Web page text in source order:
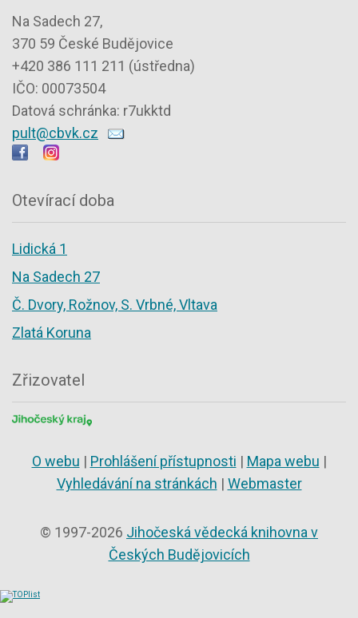
Na Sadech 27,
370 59 České Budějovice
+420 386 111 211 (ústředna)
IČO: 00073504
Datová schránka: r7ukktd
pult@cbvk.cz
Otevírací doba
Lidická 1
Na Sadech 27
Č. Dvory, Rožnov, S. Vrbné, Vltava
Zlatá Koruna
Zřizovatel
O webu | Prohlášení přístupnosti | Mapa webu |
Vyhledávání na stránkách | Webmaster
© 1997-2026 Jihočeská vědecká knihovna v
Českých Budějovicích